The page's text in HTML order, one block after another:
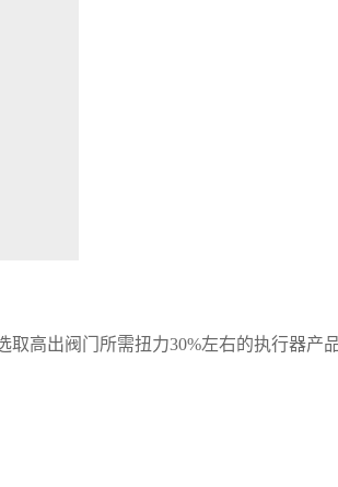
高出阀门所需扭力30%左右的执行器产